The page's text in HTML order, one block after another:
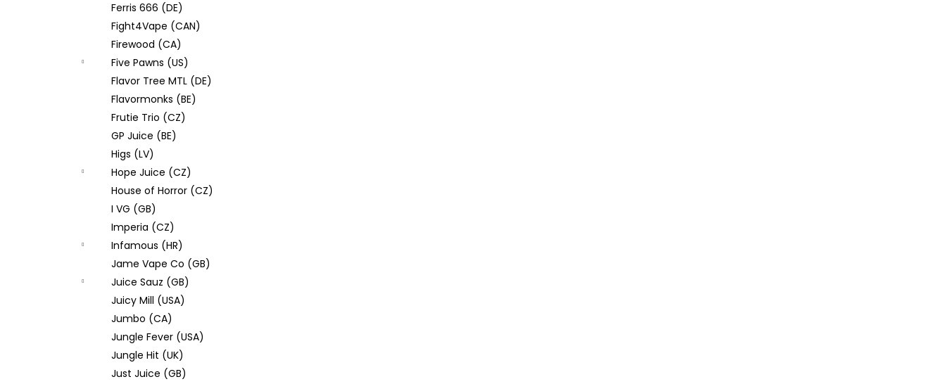
Ferris 666 (DE)
Fight4Vape (CAN)
Firewood (CA)
Five Pawns (US)
Flavor Tree MTL (DE)
Flavormonks (BE)
Frutie Trio (CZ)
GP Juice (BE)
Higs (LV)
Hope Juice (CZ)
House of Horror (CZ)
I VG (GB)
Imperia (CZ)
Infamous (HR)
Jame Vape Co (GB)
Juice Sauz (GB)
Juicy Mill (USA)
Jumbo (CA)
Jungle Fever (USA)
Jungle Hit (UK)
Just Juice (GB)